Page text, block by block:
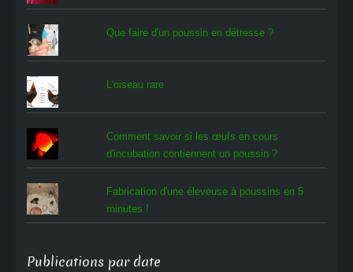
Que faire d'un poussin en détresse ?
L'oiseau rare
Comment savoir si les œufs en cours
d'incubation contiennent un poussin ?
Fabrication d'une éleveuse à poussins en 5
minutes !
Publications par date